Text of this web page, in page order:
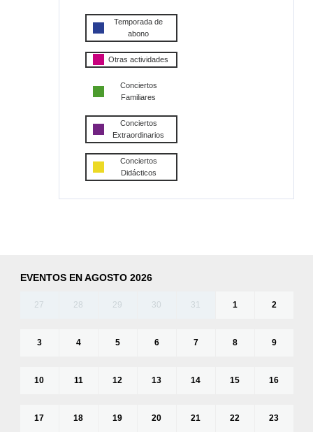
Temporada de
abono
Otras actividades
Conciertos
Familiares
Conciertos
Extraordinarios
Conciertos
Didácticos
EVENTOS EN AGOSTO 2026
27 28 29 30 31 1 2
3 4 5 6 7 8 9
10 11 12 13 14 15 16
17 18 19 20 21 22 23